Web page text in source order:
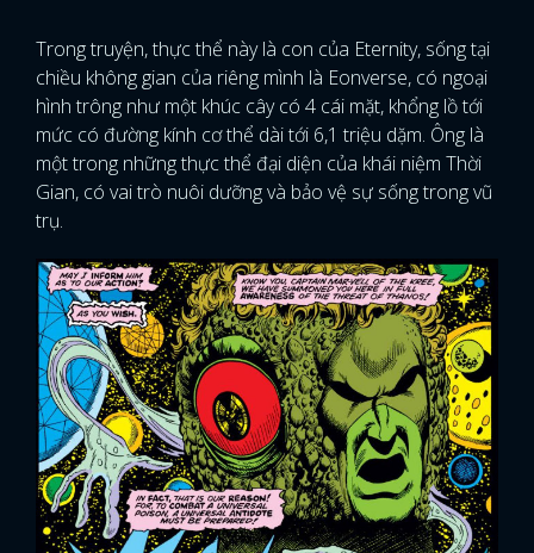
Trong truyện, thực thể này là con của Eternity, sống tại
chiều không gian của riêng mình là Eonverse, có ngoại
hình trông như một khúc cây có 4 cái mặt, khổng lồ tới
mức có đường kính cơ thể dài tới 6,1 triệu dặm. Ông là
một trong những thực thể đại diện của khái niệm Thời
Gian, có vai trò nuôi dưỡng và bảo vệ sự sống trong vũ
trụ.